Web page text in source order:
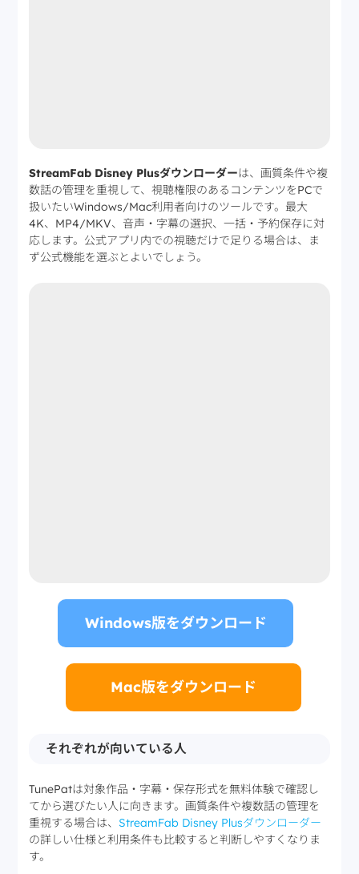
StreamFab Disney Plusダウンローダーは、画質条件や複
数話の管理を重視して、視聴権限のあるコンテンツをPCで
扱いたいWindows/Mac利用者向けのツールです。最大
4K、MP4/MKV、音声・字幕の選択、一括・予約保存に対
応します。公式アプリ内での視聴だけで足りる場合は、ま
ず公式機能を選ぶとよいでしょう。
Windows版をダウンロード
Mac版をダウンロード
それぞれが向いている人
TunePatは対象作品・字幕・保存形式を無料体験で確認し
てから選びたい人に向きます。画質条件や複数話の管理を
重視する場合は、 StreamFab Disney Plusダウンローダー
の詳しい仕様と利用条件も比較すると判断しやすくなりま
す。